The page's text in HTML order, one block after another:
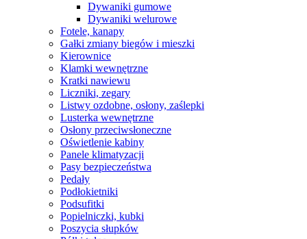
Dywaniki gumowe
Dywaniki welurowe
Fotele, kanapy
Gałki zmiany biegów i mieszki
Kierownice
Klamki wewnętrzne
Kratki nawiewu
Liczniki, zegary
Listwy ozdobne, osłony, zaślepki
Lusterka wewnętrzne
Osłony przeciwsłoneczne
Oświetlenie kabiny
Panele klimatyzacji
Pasy bezpieczeństwa
Pedały
Podłokietniki
Podsufitki
Popielniczki, kubki
Poszycia słupków